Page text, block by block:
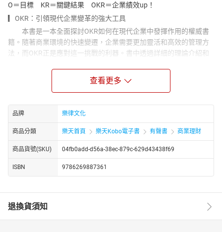
O＝目標 KR＝關鍵結果 OKR＝企業績效up！
▎OKR：引領現代企業變革的強大工具
本書是一本全面探討OKR如何在現代企業中發揮作用的權威書
籍。隨著商業環境的快速變遷，企業需要更加靈活和高效的管理方
法，而OKR正是應對這一挑戰的利器。書中透過詳細的理論介紹和
▎從概念到實踐：OKR的全景圖
本書首先為讀者提供了OKR的基本概念，包括什麼是目標和關
工具，更是一種思維方式，幫助組織聚焦於最重要的工作。作者強
調了好的OKR應該具備的特質，並透過練習幫助讀者親自體驗設計
OKR的過程；另外也介紹了OKR的初步分類，幫助讀者理解不同類
型OKR的應用場景和效果。
▎OKR的實施：從小組到全公司
在理解了OKR的基本概念後，本書進一步探討了如何在企業內
保目標的合理設計和實施。書中詳細描述了組建小組的步驟和注意
事項，並提供了實際操作中的練習。此外，書中還介紹了如何選擇
查看更多
品牌 樂律文化
商品分類 樂天首頁 樂天Kobo電子書 有聲書 商業理財
商品貨號(SKU) 04fb0add-d56a-38ec-879c-629d43438f69
ISBN 9786269887361
退換貨須知